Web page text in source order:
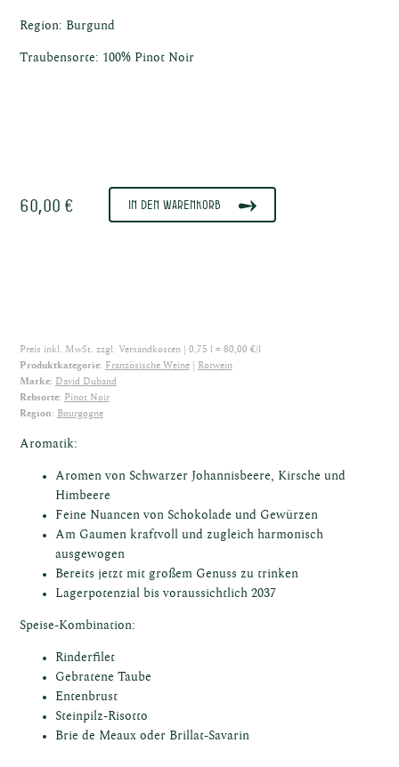
Region: Burgund
Traubensorte: 100% Pinot Noir
60,00 € In den Warenkorb
Preis inkl. MwSt. zzgl. Versandkosten| 0,75 l = 80,00 €/l
Produktkategorie: Französische Weine
Rotwein
Marke: David Duband
Rebsorte: Pinot Noir
Region: Bourgogne
Aromatik:
Aromen von Schwarzer Johannisbeere, Kirsche und
Himbeere
Feine Nuancen von Schokolade und Gewürzen
Am Gaumen kraftvoll und zugleich harmonisch
ausgewogen
Bereits jetzt mit großem Genuss zu trinken
Lagerpotenzial bis voraussichtlich 2037
Speise-Kombination:
Rinderfilet
Gebratene Taube
Entenbrust
Steinpilz-Risotto
Brie de Meaux oder Brillat-Savarin